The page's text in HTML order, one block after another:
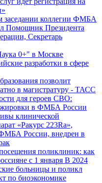
заседании коллегии ФМБА
Помощник Президента
Секретарь
0+" в Москве
разработки в сфере
позволит
в магистратуру - ТАСС
для героев СВО:
в ФМБА России
клинической
«Ракурс 223Ra»,
России, внедрен в
поликлиник: как
с 1 января В 2024
больницы и поликл
по биоэкономике